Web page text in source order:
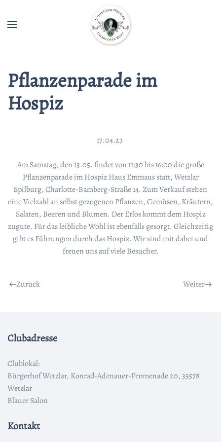
Pflanzenparade im
Hospiz
17.04.23
Am Samstag, den 13.05. findet von 11:30 bis 16:00 die große
Pflanzenparade im Hospiz Haus Emmaus statt, Wetzlar
Spilburg, Charlotte-Bamberg-Straße 14. Zum Verkauf stehen
eine Vielzahl an selbst gezogenen Pflanzen, Gemüsen, Kräutern,
Salaten, Beeren und Blumen. Der Erlös kommt dem Hospiz
zugute. Für das leibliche Wohl ist ebenfalls gesorgt. Gleichzeitig
gibt es Führungen durch das Hospiz. Wir sind mit dabei und
freuen uns auf viele Besucher.
Zurück Weiter
Clubadresse
Clublokal:
Bürgerhof Wetzlar, Konrad-Adenauer-Promenade 20, 35578
Wetzlar
Blauer Salon
Kontakt